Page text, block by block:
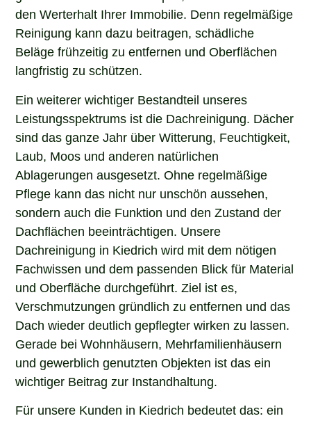
den Werterhalt Ihrer Immobilie. Denn regelmäßige
Reinigung kann dazu beitragen, schädliche
Beläge frühzeitig zu entfernen und Oberflächen
langfristig zu schützen.
Ein weiterer wichtiger Bestandteil unseres
Leistungsspektrums ist die Dachreinigung. Dächer
sind das ganze Jahr über Witterung, Feuchtigkeit,
Laub, Moos und anderen natürlichen
Ablagerungen ausgesetzt. Ohne regelmäßige
Pflege kann das nicht nur unschön aussehen,
sondern auch die Funktion und den Zustand der
Dachflächen beeinträchtigen. Unsere
Dachreinigung in Kiedrich wird mit dem nötigen
Fachwissen und dem passenden Blick für Material
und Oberfläche durchgeführt. Ziel ist es,
Verschmutzungen gründlich zu entfernen und das
Dach wieder deutlich gepflegter wirken zu lassen.
Gerade bei Wohnhäusern, Mehrfamilienhäusern
und gewerblich genutzten Objekten ist das ein
wichtiger Beitrag zur Instandhaltung.
Für unsere Kunden in Kiedrich bedeutet das: ein